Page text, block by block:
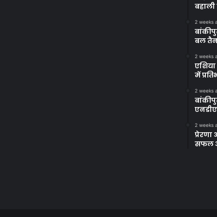
बहाली
2 weeks
बल
2 weeks
में
2 weeks
2 weeks
सफल